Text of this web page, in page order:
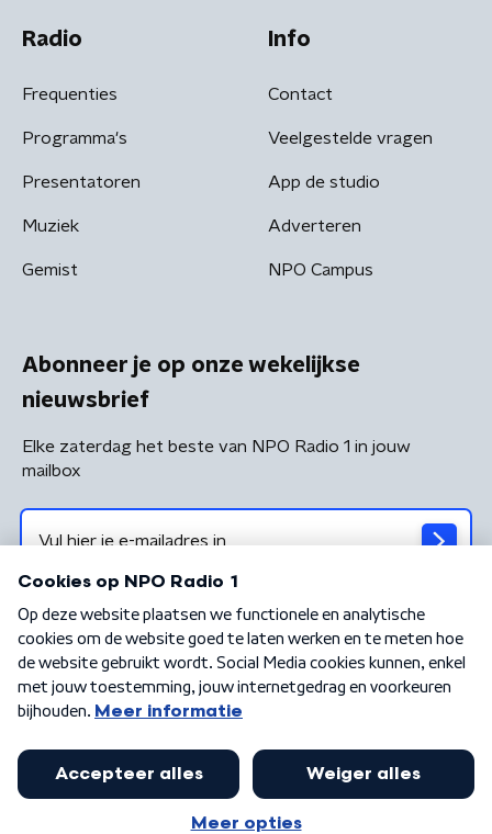
Radio
Frequenties
Programma's
Presentatoren
Muziek
Gemist
Info
Contact
Veelgestelde vragen
App de studio
Adverteren
NPO Campus
Abonneer je op onze wekelijkse
nieuwsbrief
Elke zaterdag het beste van NPO Radio 1 in jouw
mailbox
Algemene voorwaarden Privacybeleid